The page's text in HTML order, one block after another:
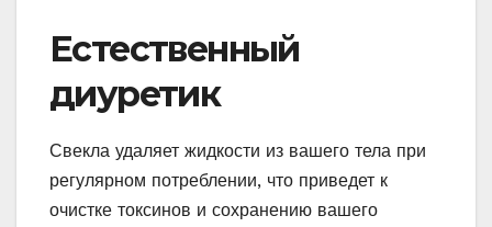
Естественный
диуретик
Свекла удаляет жидкости из вашего тела при
регулярном потреблении, что приведет к
очистке токсинов и сохранению вашего